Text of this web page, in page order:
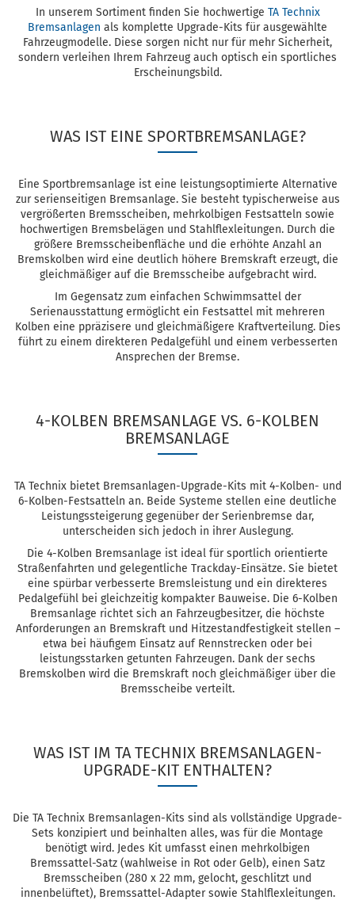
In unserem Sortiment finden Sie hochwertige TA Technix
Bremsanlagen als komplette Upgrade-Kits für ausgewählte
Fahrzeugmodelle. Diese sorgen nicht nur für mehr Sicherheit,
sondern verleihen Ihrem Fahrzeug auch optisch ein sportliches
Erscheinungsbild.
WAS IST EINE SPORTBREMSANLAGE?
Eine Sportbremsanlage ist eine leistungsoptimierte Alternative
zur serienseitigen Bremsanlage. Sie besteht typischerweise aus
vergrößerten Bremsscheiben, mehrkolbigen Festsatteln sowie
hochwertigen Bremsbelägen und Stahlflexleitungen. Durch die
größere Bremsscheibenfläche und die erhöhte Anzahl an
Bremskolben wird eine deutlich höhere Bremskraft erzeugt, die
gleichmäßiger auf die Bremsscheibe aufgebracht wird.
Im Gegensatz zum einfachen Schwimmsattel der
Serienausstattung ermöglicht ein Festsattel mit mehreren
Kolben eine ppräzisere und gleichmäßigere Kraftverteilung. Dies
führt zu einem direkteren Pedalgefühl und einem verbesserten
Ansprechen der Bremse.
4-KOLBEN BREMSANLAGE VS. 6-KOLBEN
BREMSANLAGE
TA Technix bietet Bremsanlagen-Upgrade-Kits mit 4-Kolben- und
6-Kolben-Festsatteln an. Beide Systeme stellen eine deutliche
Leistungssteigerung gegenüber der Serienbremse dar,
unterscheiden sich jedoch in ihrer Auslegung.
Die 4-Kolben Bremsanlage ist ideal für sportlich orientierte
Straßenfahrten und gelegentliche Trackday-Einsätze. Sie bietet
eine spürbar verbesserte Bremsleistung und ein direkteres
Pedalgefühl bei gleichzeitig kompakter Bauweise. Die 6-Kolben
Bremsanlage richtet sich an Fahrzeugbesitzer, die höchste
Anforderungen an Bremskraft und Hitzestandfestigkeit stellen –
etwa bei häufigem Einsatz auf Rennstrecken oder bei
leistungsstarken getunten Fahrzeugen. Dank der sechs
Bremskolben wird die Bremskraft noch gleichmäßiger über die
Bremsscheibe verteilt.
WAS IST IM TA TECHNIX BREMSANLAGEN-
UPGRADE-KIT ENTHALTEN?
Die TA Technix Bremsanlagen-Kits sind als vollständige Upgrade-
Sets konzipiert und beinhalten alles, was für die Montage
benötigt wird. Jedes Kit umfasst einen mehrkolbigen
Bremssattel-Satz (wahlweise in Rot oder Gelb), einen Satz
Bremsscheiben (280 x 22 mm, gelocht, geschlitzt und
innenbelüftet), Bremssattel-Adapter sowie Stahlflexleitungen.